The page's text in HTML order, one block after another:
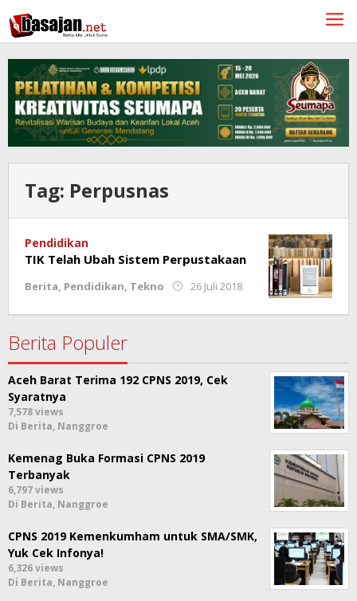
ke
konten
Tag: Perpusnas
Pendidikan
TIK Telah Ubah Sistem Perpustakaan
Berita, Pendidikan, Tekno 26 Juli 2018
oleh
Redaksi
Berita Populer
Aceh Barat Terima 192 CPNS 2019, Cek
Syaratnya
7,578 views
Di Berita, Nanggroe
Kemenag Buka Formasi CPNS 2019
Terbanyak
6,797 views
Di Berita, Nanggroe
CPNS 2019 Kemenkumham untuk SMA/SMK,
Yuk Cek Infonya!
6,326 views
Di Berita, Nanggroe